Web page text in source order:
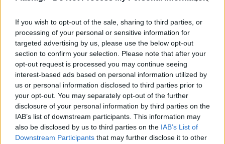
If you wish to opt-out of the sale, sharing to third parties, or
processing of your personal or sensitive information for
targeted advertising by us, please use the below opt-out
section to confirm your selection. Please note that after your
opt-out request is processed you may continue seeing
interest-based ads based on personal information utilized by
us or personal information disclosed to third parties prior to
your opt-out. You may separately opt-out of the further
disclosure of your personal information by third parties on the
IAB’s list of downstream participants. This information may
also be disclosed by us to third parties on the IAB’s List of
Downstream Participants that may further disclose it to other
Anassa City Events, λ. Παναγιώτη
Κανελλόπουλου 4, Αθήνα, 11527.